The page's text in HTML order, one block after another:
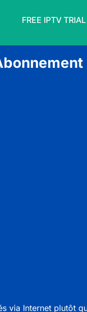
FREE IPTV TRIAL
via Internet plutôt